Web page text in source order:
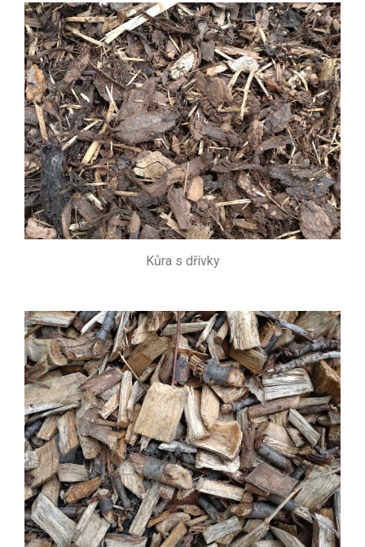
Kůra s dřívky